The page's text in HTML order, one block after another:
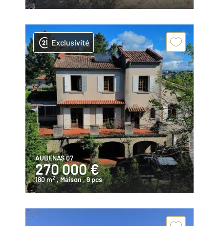
Exclusivité
AUBENAS 07
270 000 €
180 m2 , Maison, 9 pcs